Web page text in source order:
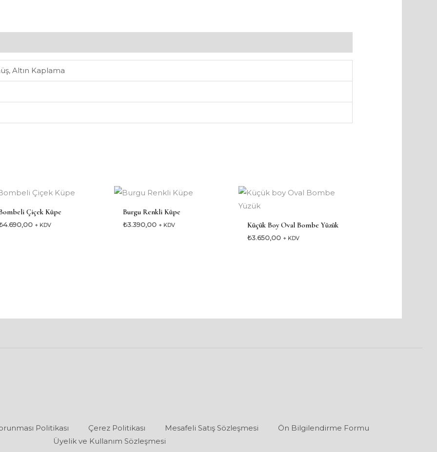
Altın Kaplama
Çiçek Küpe
4.690,00 + KDV
Burgu Renkli Küpe
₺3.390,00 + KDV Küçük Boy Oval Bombe Yüzük
₺3.650,00 + KDV
Politikası Çerez Politikası Mesafeli Satış Sözleşmesi
Ön Bilgilendirme Formu
Üyelik ve Kullanım Sözleşmesi